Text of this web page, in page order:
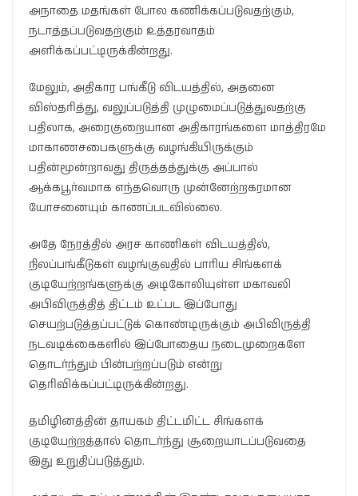
அநாதை மதங்கள் போல கணிக்கப்படுவதற்கும்,
நடாத்தப்படுவதற்கும் உத்தரவாதம்
அளிக்கப்பட்டிருக்கின்றது.
மேலும், அதிகார பங்கீடு விடயத்தில், அதனை
விஸ்தரித்து, வலுப்படுத்தி முழுமைப்படுத்துவதற்கு
பதிலாக, அரைகுறையான அதிகாரங்களை மாத்திரமே
மாகாணசபைகளுக்கு வழங்கியிருக்கும்
பதின்மூன்றாவது திருத்தத்துக்கு அப்பால்
ஆக்கபூர்வமாக எந்தவொரு முன்னேற்றகரமான
யோசனையும் காணப்படவில்லை.
அதே நேரத்தில் அரச காணிகள் விடயத்தில்,
நிலப்பங்கீடுகள் வழங்குவதில் பாரிய சிங்களக்
குடியேற்றங்களுக்கு அடிகோலியுள்ள மகாவலி
அபிவிருத்தித் திட்டம் உட்பட இப்போது
செயற்படுத்தப்பட்டுக் கொண்டிருக்கும் அபிவிருத்தி
நடவடிக்கைகளில் இப்போதைய நடைமுறைகளே
தொடர்ந்தும் பின்பற்றப்படும் என்று
தெரிவிக்கப்பட்டிருக்கின்றது.
தமிழினத்தின் தாயகம் திட்டமிட்ட சிங்களக்
குடியேற்றத்தால் தொடர்ந்து சூறையாடப்படுவதை
இது உறுதிப்படுத்தும்.